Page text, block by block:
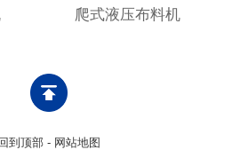
爬式液压布料机
到顶部 - 网站地图